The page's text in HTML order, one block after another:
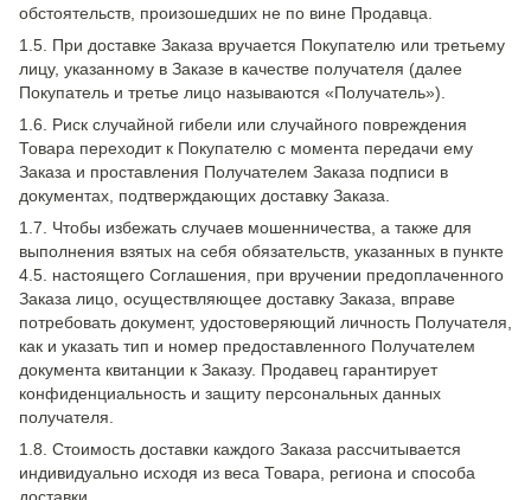
обстоятельств, произошедших не по вине Продавца.
1.5. При доставке Заказа вручается Покупателю или третьему
лицу, указанному в Заказе в качестве получателя (далее
Покупатель и третье лицо называются «Получатель»).
1.6. Риск случайной гибели или случайного повреждения
Товара переходит к Покупателю с момента передачи ему
Заказа и проставления Получателем Заказа подписи в
документах, подтверждающих доставку Заказа.
1.7. Чтобы избежать случаев мошенничества, а также для
выполнения взятых на себя обязательств, указанных в пункте
4.5. настоящего Соглашения, при вручении предоплаченного
Заказа лицо, осуществляющее доставку Заказа, вправе
потребовать документ, удостоверяющий личность Получателя,
как и указать тип и номер предоставленного Получателем
документа квитанции к Заказу. Продавец гарантирует
конфиденциальность и защиту персональных данных
получателя.
1.8. Стоимость доставки каждого Заказа рассчитывается
индивидуально исходя из веса Товара, региона и способа